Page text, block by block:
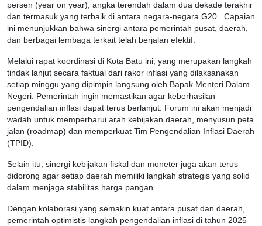
persen (year on year), angka terendah dalam dua dekade terakhir
dan termasuk yang terbaik di antara negara-negara G20. Capaian
ini menunjukkan bahwa sinergi antara pemerintah pusat, daerah,
dan berbagai lembaga terkait telah berjalan efektif.
Melalui rapat koordinasi di Kota Batu ini, yang merupakan langkah
tindak lanjut secara faktual dari rakor inflasi yang dilaksanakan
setiap minggu yang dipimpin langsung oleh Bapak Menteri Dalam
Negeri. Pemerintah ingin memastikan agar keberhasilan
pengendalian inflasi dapat terus berlanjut. Forum ini akan menjadi
wadah untuk memperbarui arah kebijakan daerah, menyusun peta
jalan (roadmap) dan memperkuat Tim Pengendalian Inflasi Daerah
(TPID).
Selain itu, sinergi kebijakan fiskal dan moneter juga akan terus
didorong agar setiap daerah memiliki langkah strategis yang solid
dalam menjaga stabilitas harga pangan.
Dengan kolaborasi yang semakin kuat antara pusat dan daerah,
pemerintah optimistis langkah pengendalian inflasi di tahun 2025